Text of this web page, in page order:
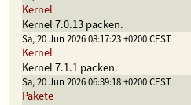
Kernel
Kernel 7.0.13 packen.
Sa, 20 Jun 2026 08:17:23 +0200 CEST
Kernel
Kernel 7.1.1 packen.
Sa, 20 Jun 2026 06:39:18 +0200 CEST
Pakete